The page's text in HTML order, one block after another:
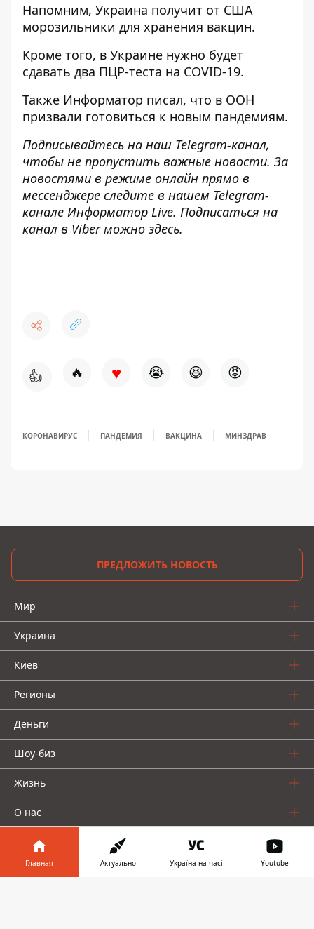
Напомним, Украина получит от США
морозильники для хранения вакцин.
Кроме того, в Украине нужно будет
сдавать два ПЦР-теста на COVID-19.
Также Информатор писал, что в ООН
призвали готовиться к новым пандемиям.
Подписывайтесь на наш Telegram-канал,
чтобы не пропустить важные новости. За
новостями в режиме онлайн прямо в
мессенджере следите в нашем Telegram-
канале Информатор Live. Подписаться на
канал в Viber можно здесь.
👍 🔥 ♥ 😭 😆 😡
КОРОНАВИРУС ПАНДЕМИЯ ВАКЦИНА МИНЗДРАВ
ПРЕДЛОЖИТЬ НОВОСТЬ
Мир
Украина
Киев
Регионы
Деньги
Шоу-биз
Жизнь
О нас
Главная Актуально Україна на часі Youtube